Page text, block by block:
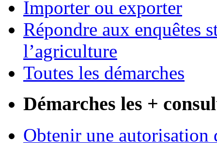
Importer ou exporter
Répondre aux enquêtes
l’agriculture
Toutes les démarches
Démarches les +
Obtenir une autorisation